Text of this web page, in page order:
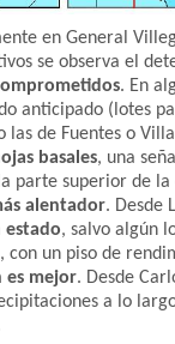
en General
se observa el
. En
anticipado (lotes
las de Fuentes o
basales, una
parte superior de la
alentador. Desde
estado, salvo algún
, con un piso de
es mejor. Desde
a lo